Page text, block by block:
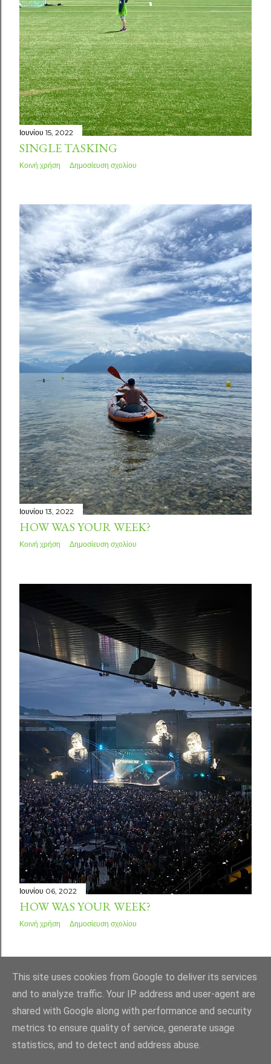
Ιουνίου 15, 2022
SINGLE TASKING
Κοινή χρήση Δημοσίευση σχολίου
Ιουνίου 13, 2022
HOW WAS YOUR WEEK?
Κοινή χρήση Δημοσίευση σχολίου
Ιουνίου 06, 2022
HOW WAS YOUR WEEK?
Κοινή χρήση Δημοσίευση σχολίου
ΠΑΛΑΙΌΤΕΡΕΣ ΑΝΑΡΤΉΣΕΙΣ
Από το Blogger
This site uses cookies from Google to deliver its services
and to analyze traffic. Your IP address and user-agent are
shared with Google along with performance and security
metrics to ensure quality of service, generate usage
statistics, and to detect and address abuse.